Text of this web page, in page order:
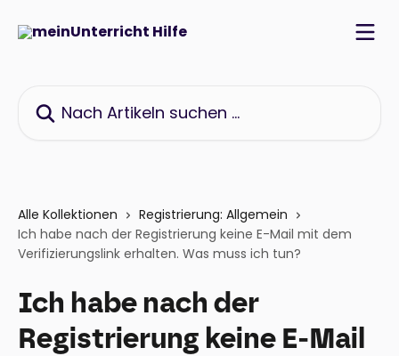
Alle Kollektionen
Registrierung: Allgemein
Ich habe nach der Registrierung keine E-Mail mit dem
Verifizierungslink erhalten. Was muss ich tun?
Ich habe nach der
Registrierung keine E-Mail